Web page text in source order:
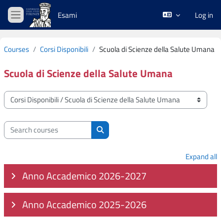
Skip to main content
Side panel
Esami Log in
Courses Corsi Disponibili Scuola di Scienze della Salute Umana
Scuola di Scienze della Salute Umana
Course categories
Search courses
Search courses
Expand all
Anno Accademico 2026-2027
Anno Accademico 2025-2026